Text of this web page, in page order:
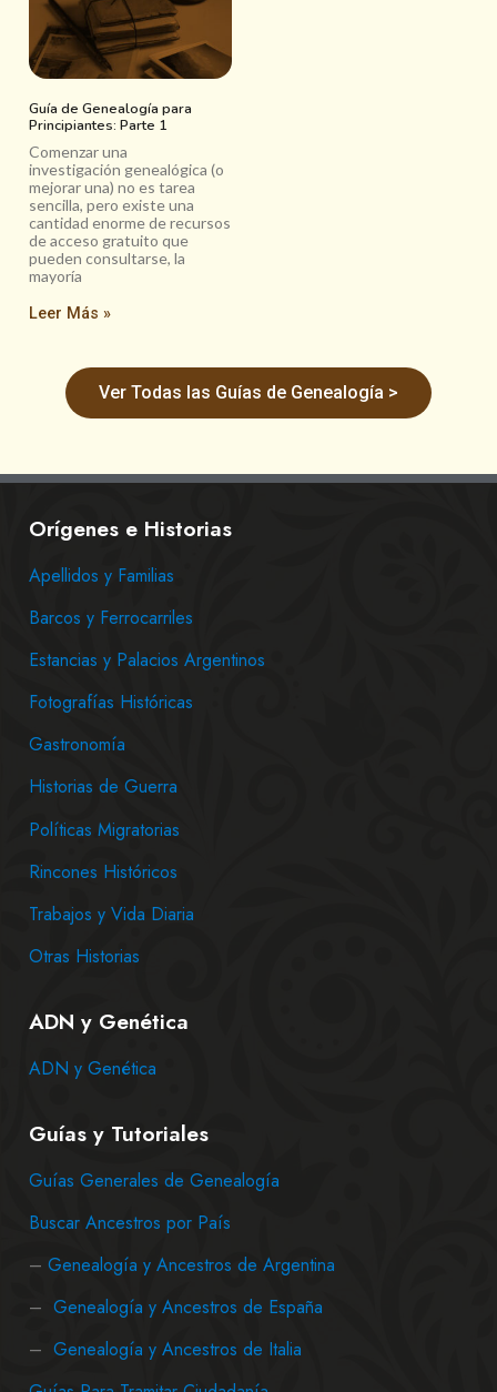
Guía de Genealogía para
Principiantes: Parte 1
Comenzar una
investigación genealógica (o
mejorar una) no es tarea
sencilla, pero existe una
cantidad enorme de recursos
de acceso gratuito que
pueden consultarse, la
mayoría
Leer Más »
Ver Todas las Guías de Genealogía >
Orígenes e Historias
Apellidos y Familias
Barcos y Ferrocarriles
Estancias y Palacios Argentinos
Fotografías Históricas
Gastronomía
Historias de Guerra
Políticas Migratorias
Rincones Históricos
Trabajos y Vida Diaria
Otras Historias
ADN y Genética
ADN y Genética
Guías y Tutoriales
Guías Generales de Genealogía
Buscar Ancestros por País
– Genealogía y Ancestros de Argentina
– Genealogía y Ancestros de España
– Genealogía y Ancestros de Italia